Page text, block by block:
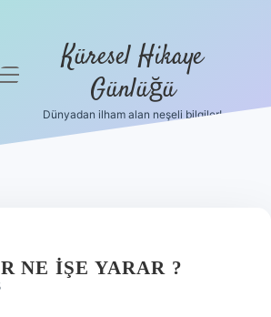
Küresel Hikaye
Günlüğü
Dünyadan ilham alan neşeli bilgiler!
NE IŞE YARAR ?